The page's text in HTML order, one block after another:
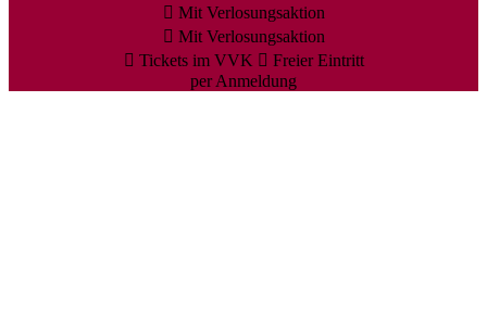
Mit Verlosungsaktion
Mit Verlosungsaktion
Tickets im VVK
Freier Eintritt
per Anmeldung